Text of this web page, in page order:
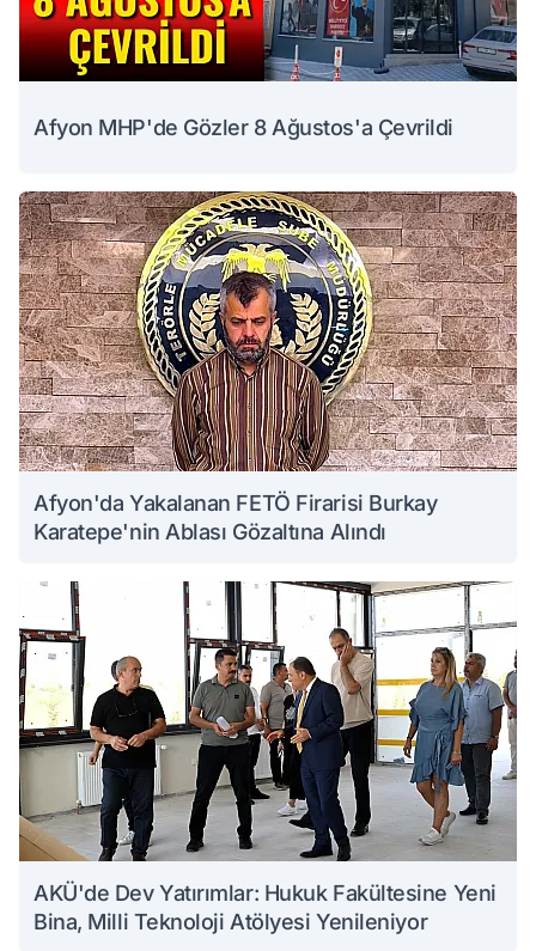
Afyon MHP'de Gözler 8 Ağustos'a Çevrildi
Afyon'da Yakalanan FETÖ Firarisi Burkay
Karatepe'nin Ablası Gözaltına Alındı
AKÜ'de Dev Yatırımlar: Hukuk Fakültesine Yeni
Bina, Milli Teknoloji Atölyesi Yenileniyor